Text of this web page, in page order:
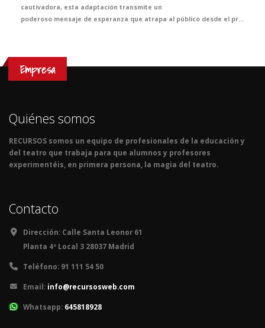
cautivadora, esta adaptación transmite un
Empresa
Quiénes somos
RECURSOS somos un equipo de profesionales de la educación y
del teatro que trabaja para que alumnos y profesores
experimentéis, en primera persona, la magia del teatro.
Contacto
Dirección: Calle Santa Leonor 61
Planta 4º Local 3 28037 Madrid
Teléfono: 91 111 54 50
Email: info@recursosweb.com
Whatsapp: 645818928